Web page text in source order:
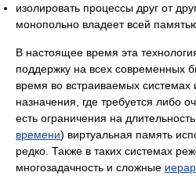
изолировать процессы друг от
монопольно владеет всей
В настоящее время эта
поддержку на всех современных
время во встраиваемых системах
назначения, где требуется либо
есть ограничения на
времени) виртуальная память
редко. Также в таких системах
многозадачность и сложные